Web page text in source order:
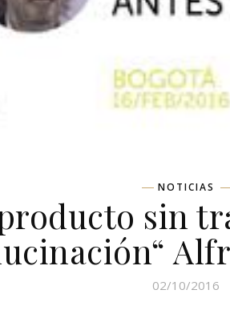
NOTICIAS
sin
02/10/2016